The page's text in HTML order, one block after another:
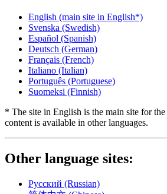
English (main site in English*)
Svenska (Swedish)
Español (Spanish)
Deutsch (German)
Français (French)
Italiano (Italian)
Português (Portuguese)
Suomeksi (Finnish)
* The site in English is the main site for
content is available in other languages.
Other language sites:
Русский (Russian)